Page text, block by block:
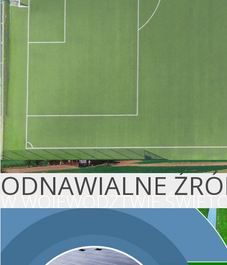
ODNAWIALNE
W WOJEWÓDZTWIE
WSPIERAMY